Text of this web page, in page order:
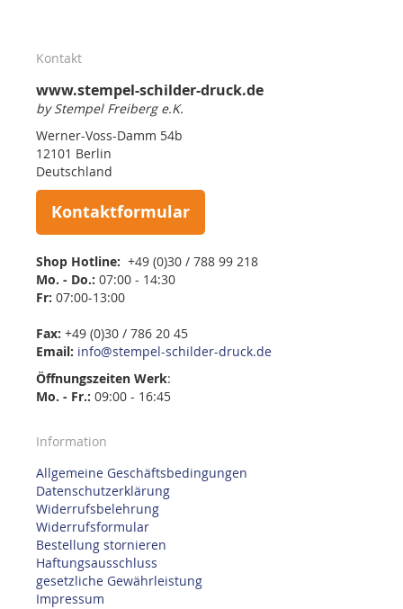
Kontakt
www.stempel-schilder-druck.de
by Stempel Freiberg e.K.
Werner-Voss-Damm 54b
12101 Berlin
Deutschland
Kontaktformular
Shop Hotline: +49 (0)30 / 788 99 218
Mo. - Do.: 07:00 - 14:30
Fr: 07:00-13:00
Fax: +49 (0)30 / 786 20 45
Email: info@stempel-schilder-druck.de
Öffnungszeiten Werk:
Mo. - Fr.: 09:00 - 16:45
Information
Allgemeine Geschäftsbedingungen
Datenschutzerklärung
Widerrufsbelehrung
Widerrufsformular
Bestellung stornieren
Haftungsausschluss
gesetzliche Gewährleistung
Impressum